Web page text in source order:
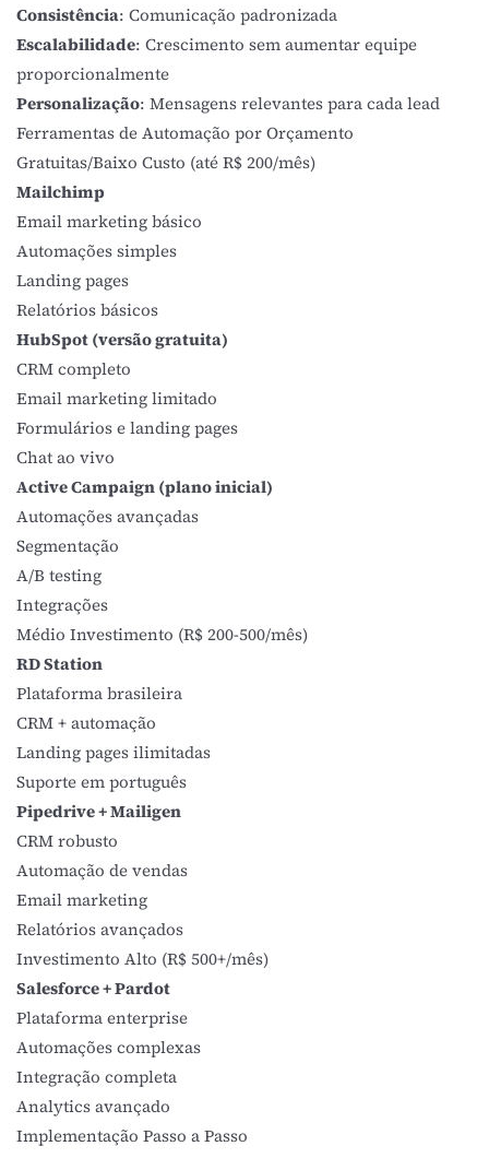
Consistência: Comunicação padronizada
Escalabilidade: Crescimento sem aumentar equipe
proporcionalmente
Personalização: Mensagens relevantes para cada lead
Ferramentas de Automação por Orçamento
Gratuitas/Baixo Custo (até R$ 200/mês)
Mailchimp
Email marketing básico
Automações simples
Landing pages
Relatórios básicos
HubSpot (versão gratuita)
CRM completo
Email marketing limitado
Formulários e landing pages
Chat ao vivo
Active Campaign (plano inicial)
Automações avançadas
Segmentação
A/B testing
Integrações
Médio Investimento (R$ 200-500/mês)
RD Station
Plataforma brasileira
CRM + automação
Landing pages ilimitadas
Suporte em português
Pipedrive + Mailigen
CRM robusto
Automação de vendas
Email marketing
Relatórios avançados
Investimento Alto (R$ 500+/mês)
Salesforce + Pardot
Plataforma enterprise
Automações complexas
Integração completa
Analytics avançado
Implementação Passo a Passo